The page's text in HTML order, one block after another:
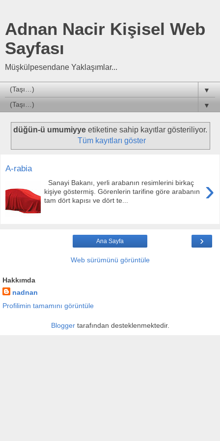
Adnan Nacir Kişisel Web
Sayfası
Müşkülpesendane Yaklaşımlar...
▼
▼
düğün-ü umumiyyeetiketine sahip kayıtlar gösteriliyor.
Tüm kayıtları göster
A-rabia
›
Sanayi Bakanı, yerli arabanın resimlerini birkaç
kişiye göstermiş. Görenlerin tarifine göre arabanın
tam dört kapısı ve dört te...
›
Ana Sayfa
Web sürümünü görüntüle
Hakkımda
nadnan
Profilimin tamamını görüntüle
Bloggertarafından desteklenmektedir.